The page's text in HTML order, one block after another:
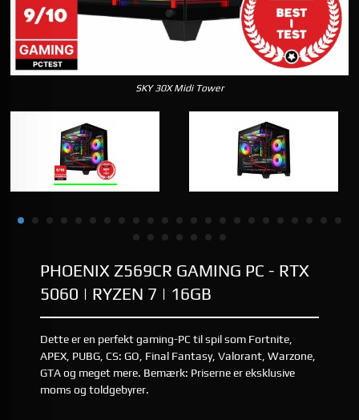
SKY 30X Midi Tower
PHOENIX Z569CR GAMING PC - RTX
5060 | RYZEN 7 | 16GB
Dette er en perfekt gaming-PC til spil som Fortnite,
APEX, PUBG, CS: GO, Final Fantasy, Valorant, Warzone,
GTA og meget mere. Bemærk: Priserne er eksklusive
moms og toldgebyrer.